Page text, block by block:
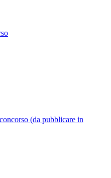
(da pubblicare in